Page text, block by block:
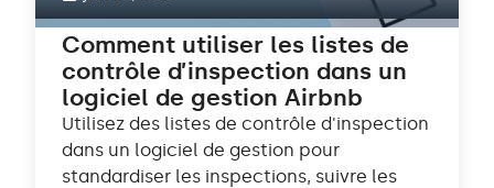
Comment utiliser les listes de
contrôle d’inspection dans un
logiciel de gestion Airbnb
Utilisez des listes de contrôle d'inspection
dans un logiciel de gestion pour
standardiser les inspections, suivre les